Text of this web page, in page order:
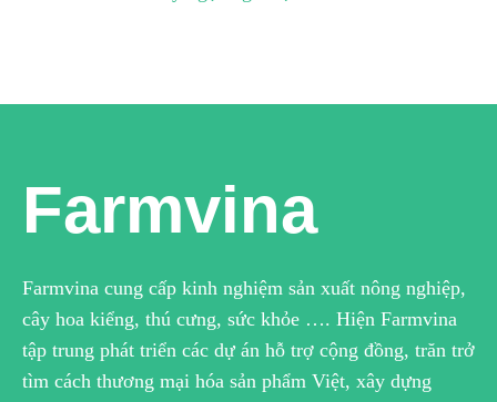
Farmvina
Farmvina cung cấp kinh nghiệm sản xuất nông nghiệp,
cây hoa kiểng, thú cưng, sức khỏe …. Hiện Farmvina
tập trung phát triển các dự án hỗ trợ cộng đồng, trăn trở
tìm cách thương mại hóa sản phẩm Việt, xây dựng